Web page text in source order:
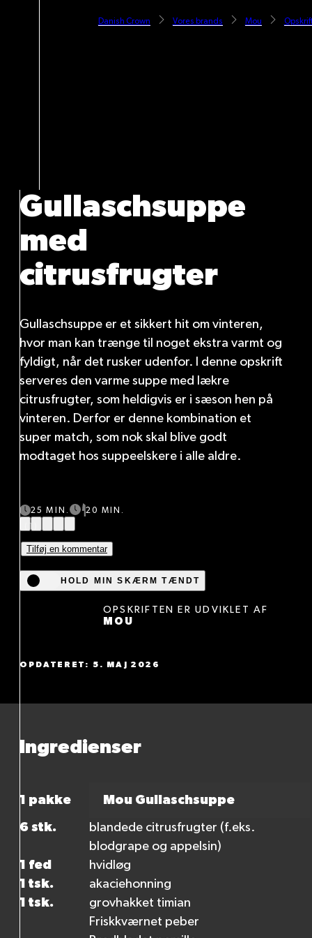
Danish Crown Vores brands Mou
Gullaschsuppe
med
citrusfrugter
Gullaschsuppe er et sikkert hit om vinteren,
hvor man kan trænge til noget ekstra varmt og
fyldigt, når det rusker udenfor. I denne opskrift
serveres den varme suppe med lækre
citrusfrugter, som heldigvis er i sæson hen på
vinteren. Derfor er denne kombination et
super match, som nok skal blive godt
modtaget hos suppeelskere i alle aldre.
25 MIN.
20 MIN.
(1)
Tilføj en kommentar
HOLD MIN SKÆRM TÆNDT
OPSKRIFTEN ER UDVIKLET AF
MOU
OPDATERET: 5. MAJ 2026
Ingredienser
1 pakke Mou Gullaschsuppe
6 stk.
blandede citrusfrugter (f.eks.
blodgrape og appelsin)
1 fed
hvidløg
1 tsk.
akaciehonning
1 tsk.
grovhakket timian
Friskkværnet peber